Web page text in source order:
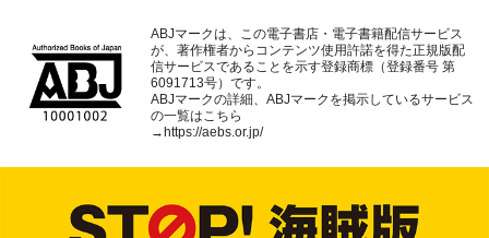
ABJマークは、この電子書店・電子書籍配信サービス
が、著作権者からコンテンツ使用許諾を得た正規版配
信サービスであることを示す登録商標（登録番号 第
6091713号）です。
ABJマークの詳細、ABJマークを掲示しているサービス
の一覧はこちら
→https://aebs.or.jp/